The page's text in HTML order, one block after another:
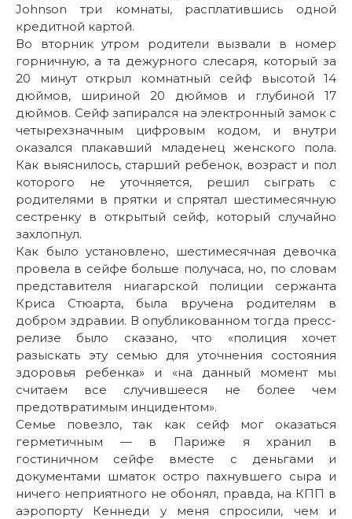
Johnson три комнаты, расплатившись одной
кредитной картой.
Во вторник утром родители вызвали в номер
горничную, а та дежурного слесаря, который за
20 минут открыл комнатный сейф высотой 14
дюймов, шириной 20 дюймов и глубиной 17
дюймов. Сейф запирался на электронный замок с
четырехзначным цифровым кодом, и внутри
оказался плакавший младенец женского пола.
Как выяснилось, старший ребенок, возраст и пол
которого не уточняется, решил сыграть с
родителями в прятки и спрятал шестимесячную
сестренку в открытый сейф, который случайно
захлопнул.
Как было установлено, шестимесячная девочка
провела в сейфе больше получаса, но, по словам
представителя ниагарской полиции сержанта
Криса Стюарта, была вручена родителям в
добром здравии. В опубликованном тогда пресс-
релизе было сказано, что «полиция хочет
разыскать эту семью для уточнения состояния
здоровья ребенка» и «на данный момент мы
считаем все случившееся не более чем
предотвратимым инцидентом».
Семье повезло, так как сейф мог оказаться
герметичным — в Париже я хранил в
гостиничном сейфе вместе с деньгами и
документами шматок остро пахнувшего сыра и
ничего неприятного не обонял, правда, на КПП в
аэропорту Кеннеди у меня спросили, чем и